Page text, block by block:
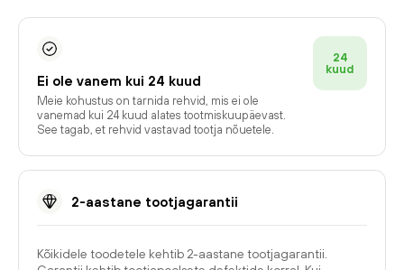
Ei ole vanem kui 24 kuud
Meie kohustus on tarnida rehvid, mis ei ole
vanemad kui 24 kuud alates tootmiskuupäevast.
See tagab, et rehvid vastavad tootja nõuetele.
24
kuud
2-aastane tootjagarantii
Kõikidele toodetele kehtib 2-aastane tootjagarantii.